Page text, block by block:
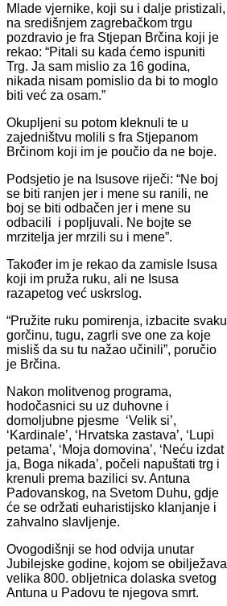
Mlade vjernike, koji su i dalje pristizali,
na središnjem zagrebačkom trgu
pozdravio je fra Stjepan Brčina koji je
rekao: “Pitali su kada ćemo ispuniti
Trg. Ja sam mislio za 16 godina,
nikada nisam pomislio da bi to moglo
biti već za osam.”
Okupljeni su potom kleknuli te u
zajedništvu molili s fra Stjepanom
Brčinom koji im je poučio da ne boje.
Podsjetio je na Isusove riječi: “Ne boj
se biti ranjen jer i mene su ranili, ne
boj se biti odbačen jer i mene su
odbacili i popljuvali. Ne bojte se
mrzitelja jer mrzili su i mene”.
Također im je rekao da zamisle Isusa
koji im pruža ruku, ali ne Isusa
razapetog već uskrslog.
“Pružite ruku pomirenja, izbacite svaku
gorčinu, tugu, zagrli sve one za koje
misliš da su tu nažao učinili”, poručio
je Brčina.
Nakon molitvenog programa,
hodočasnici su uz duhovne i
domoljubne pjesme ‘Velik si’,
‘Kardinale’, ‘Hrvatska zastava’, ‘Lupi
petama’, ‘Moja domovina’, ‘Neću izdat
ja, Boga nikada’, počeli napuštati trg i
krenuli prema bazilici sv. Antuna
Padovanskog, na Svetom Duhu, gdje
će se održati euharistijsko klanjanje i
zahvalno slavljenje.
Ovogodišnji se hod odvija unutar
Jubilejske godine, kojom se obilježava
velika 800. obljetnica dolaska svetog
Antuna u Padovu te njegova smrt.